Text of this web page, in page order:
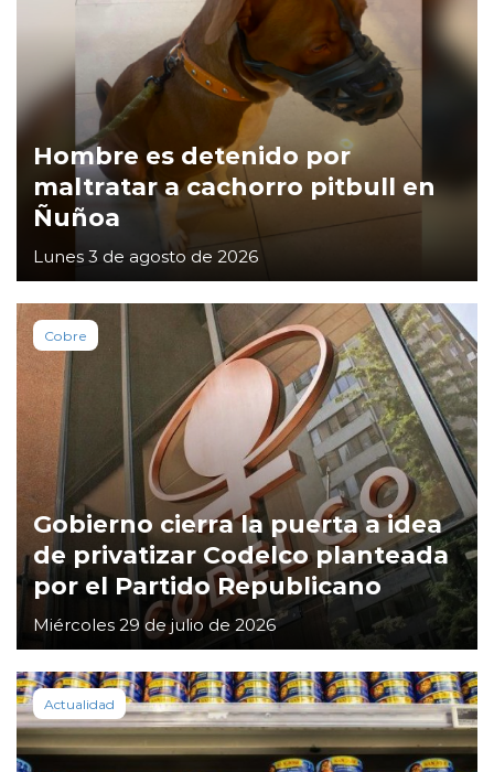
Hombre es detenido por
maltratar a cachorro pitbull en
Ñuñoa
Lunes 3 de agosto de 2026
Cobre
Gobierno cierra la puerta a idea
de privatizar Codelco planteada
por el Partido Republicano
Miércoles 29 de julio de 2026
Actualidad